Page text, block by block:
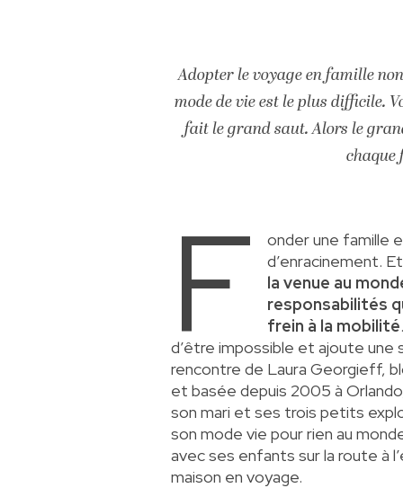
Adopter le voyage en famille
mode de vie est le plus difficile.
fait le grand saut. Alors le
chaque
F
onder une famille
d’enracinement.
la venue au
responsabilités
frein à la mobilité
d’être impossible et ajoute une
rencontre de Laura Georgieff,
et basée depuis 2005 à
son mari et ses trois petits
son mode vie pour rien au
avec ses enfants sur la route à
maison en voyage.